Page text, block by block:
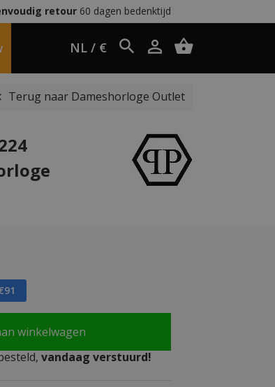
retour60 dagen bedenktijd
NL / €
Terug naar Dameshorloge Outlet
winkelwagen
vandaag verstuurd!